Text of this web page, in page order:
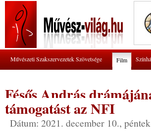
Művészeti Szakszervezetek Szövetsége Film
Fésős András
támogatást az NFI
Dátum: 2021. december 10.,